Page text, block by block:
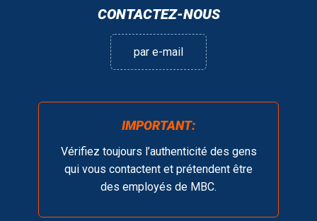
CONTACTEZ-NOUS
par e-mail
IMPORTANT:
Vérifiez toujours l’authenticité des gens
qui vous contactent et prétendent être
des employés de MBC.